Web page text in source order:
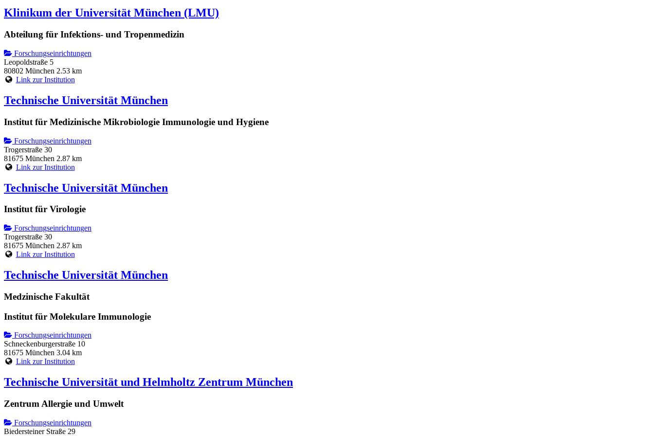
Klinikum der Universität München (LMU)
Abteilung für Infektions- und Tropenmedizin
Forschungseinrichtungen
Leopoldstraße 5
80802 München 2.53 km
Link zur Institution
Technische Universität München
Institut für Medizinische Mikrobiologie Immunologie und Hygiene
Forschungseinrichtungen
Trogerstraße 30
81675 München 2.87 km
Link zur Institution
Technische Universität München
Institut für Virologie
Forschungseinrichtungen
Trogerstraße 30
81675 München 2.87 km
Link zur Institution
Technische Universität München
Medzinische Fakultät
Institut für Molekulare Immunologie
Forschungseinrichtungen
Schneckenburgerstraße 10
81675 München 3.04 km
Link zur Institution
Technische Universität und Helmholtz Zentrum München
Zentrum Allergie und Umwelt
Forschungseinrichtungen
Biedersteiner Straße 29